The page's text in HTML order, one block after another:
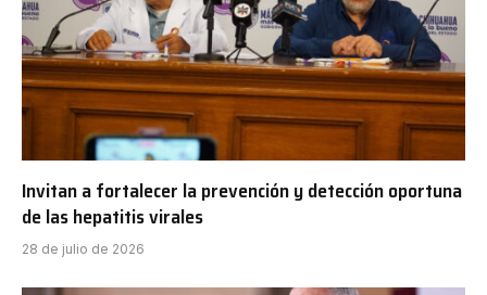
Invitan a fortalecer la prevención y detección oportuna
de las hepatitis virales
28 de julio de 2026